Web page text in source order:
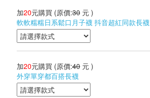
加20元購買 (原價:30 元 )
軟軟糯糯日系鬆口月子襪 抖音超紅同款長襪
加20元購買 (原價:40 元 )
外穿單穿都百搭長襪